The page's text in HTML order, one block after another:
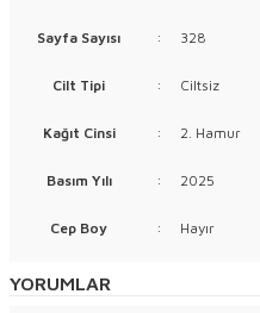
Sayfa Sayısı : 328
Cilt Tipi : Ciltsiz
Kağıt Cinsi : 2. Hamur
Basım Yılı : 2025
Cep Boy : Hayır
YORUMLAR